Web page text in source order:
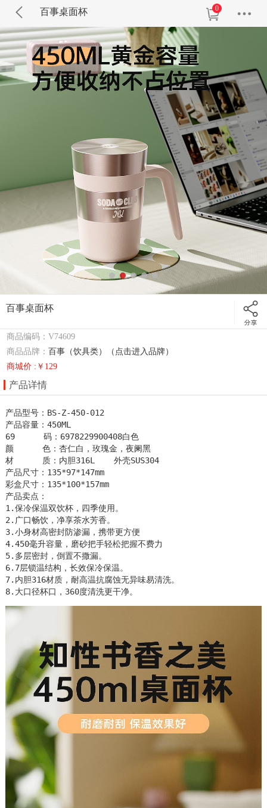
百事桌面杯 0
百事桌面杯
商品编码：V74609
商品品牌：百事（饮具类）（点击进入品牌）
商城价 :￥129
产品详情
产品型号：BS-Z-450-012
产品容量：450ML
69      码：6978229900408白色
颜      色：杏仁白，玫瑰金，夜阑黑
材      质：内胆316L    外壳SUS304
产品尺寸：135*97*147mm
彩盒尺寸：135*100*157mm
产品卖点：
1.保冷保温双饮杯，四季使用。
2.广口畅饮，净享茶水芳香。
3.小身材高密封防渗漏，携带更方便
4.450毫升容量，磨砂把手轻松把握不费力
5.多层密封，倒置不撒漏。
6.7层锁温结构，长效保冷保温。
7.内胆316材质，耐高温抗腐蚀无异味易清洗。
8.大口径杯口，360度清洗更干净。